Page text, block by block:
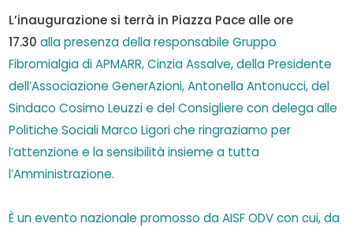
L’inaugurazione si terrà in Piazza Pace alle ore
17.30alla presenza della responsabile Gruppo
Fibromialgia di APMARR, Cinzia Assalve, della Presidente
dell’Associazione GenerAzioni, Antonella Antonucci, del
Sindaco Cosimo Leuzzi e del Consigliere con delega alle
Politiche Sociali Marco Ligori che ringraziamo per
l’attenzione e la sensibilità insieme a tutta
l’Amministrazione.
È un evento nazionale promosso da AISF ODV con cui, da